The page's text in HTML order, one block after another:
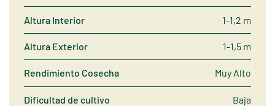
Altura Interior 1-1,2 m
Altura Exterior 1-1,5 m
Rendimiento Cosecha Muy Alto
Dificultad de cultivo Baja